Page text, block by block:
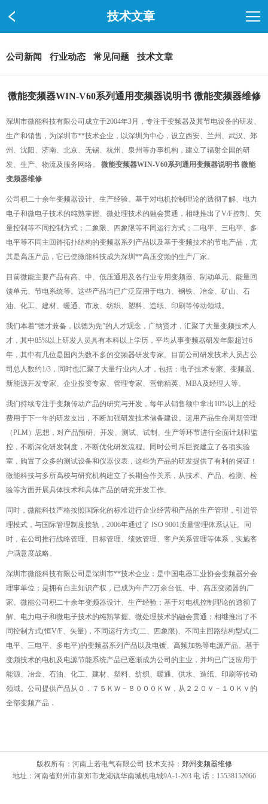
技术文章
公司新闻 行业动态 常见问题 技术文章
微能变频器WIN-V60系列通用变频器说明书 微能变频器维修
深圳市微能科技有限公司成立于2004年3月，专注于变频器及其节电设备的研发、
生产和销售，为深圳市**技术企业，以深圳为中心，设立西安、兰州、武汉、郑
州、沈阳、济南、北京、无锡、杭州、泉州等办事机构，建立了辐射全国的研
发、生产、物流及服务网络。
微能变频器WIN-V60系列通用变频器说明书 微能
变频器维修
公司积二十余年变频器设计、生产经验。基于对电机控制理论的透彻了解、电力
电子和微电子技术的纯熟掌握、微处理技术的融会贯通，相继推出了V/F控制、矢
量控制等不同控制方式；二象限、四象限等不同运行方式；二电平、三电平、多
电平等不同主回路拓扑结构的变频器系列产品以及基于变频技术的节电产品，尤
其是高压产品，它已使微能科技成为深圳**高压变频的生产厂家。
目前微能主要产品有高、中、低压通用及各行业专用变频器、制动单元、能量回
馈单元、节电系统等。这些产品均已广泛应用于电力、钢铁、冶金、矿山、石
油、化工、建材、暖通、市政、纺织、塑料、造纸、印刷等传动领域。
我们本着“德才兼备，以德为先”的人才观念，广纳贤才，汇聚了大量变频技术人
才，其中85%以上研发人员具有本科以上学历，平均从事变频器研发年限超过6
年，其中有几位是国内为数不多的变频器研发专家。目前公司研发技术人员占公
司总人数约1/3，同时也汇聚了大量行业内人才，包括：电子技术专家、变频器、
新能源开发专家、企业投资专家、管理专家、营销精英、MBA及经理人等。
我们持续专注于变频传动产品的研究与开发，每年从销售额中拿出10%以上的经
费用于下一年的研发支出，不断加强研发技术储备建设。运用产品生命周期管理
（PLM）思想，对产品预研、开发、测试、试制、生产等环节进行全面计划和监
控，不断深化研发制度，不断优化研发流程。同时公司斥巨资建立了各项实验
室，购置了众多的测试设备和仪器仪表，这些为产品的研发提供了有利的保证！
微能科技与多所高校与研究机构建立了长期合作关系，从技术、产品、检测、检
验等方面开展具体技术和具体产品的研究开发工作。
同时，微能科技严格按照国际化的标准进行企业经营和产品的生产管理，引进管
理模式，与国际管理制度接轨，2006年通过了 ISO 9001质量管理体系认证。同
时，在公司推行战略管理、目标管理、绩效管理、客户关系管理等体系，实施客
户满意度战略。
深圳市微能科技有限公司是深圳市**技术企业；是中国电器工业协会变频器分会
理事单位；是拥有自主知识产权，已成为年产2万余台低、中、高压变频器的厂
家。微能公司积二十余年变频器设计、生产经验；基于对电机控制理论的透彻了
解、电力电子和微电子技术的纯熟掌握、微处理技术的融会贯通；相继推出了不
同控制方式(恒V/F、矢量)，不同运行方式(二、四象限)、不同主回路结构型式(二
电平、三电平、多电平)的变频器系列产品以及电镀、高频加热等电源产品。基于
变频技术的电机及电源节能系统产品已逐渐成为公司的主业，并均已广泛应用于
能源、冶金、石油、化工、建材、塑料、纺织、暖通、供水、造纸、印刷等传动
领域。公司提供产品从０．７５ＫＷ－８０００ＫＷ，从２２０Ｖ－１０ＫＶ的
全部变频产品．
版权所有：河南上若电气有限公司 技术支持： 郑州变频器维修
地址：河南省郑州市新郑市龙湖镇华南城机电城9A-1-203 电 话：15538152066